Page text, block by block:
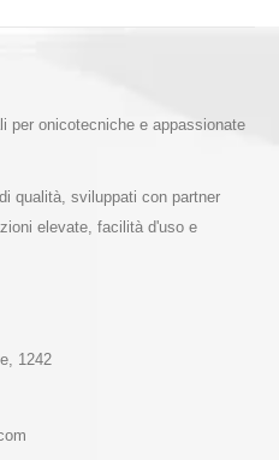
per onicotecniche e appassionate
qualità, sviluppati con partner
elevate, facilità d'uso e
1242